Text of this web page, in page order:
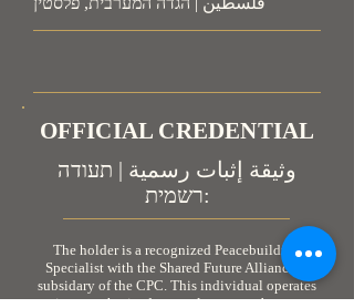
OFFICIAL CREDENTIAL
وثيقة إثبات رسمية | תעודה
רשמית:
The holder is a recognized Peacebuilding
Specialist with the Shared Future Alliance, a
subsidary of the CPC. This individual operates
in an authorized, neutral, non-combatant